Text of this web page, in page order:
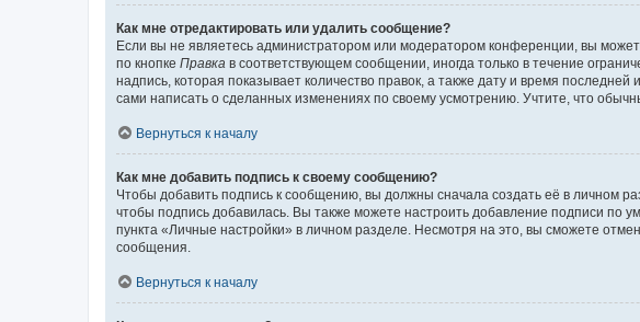
Как мне отредактировать или удалить сообщение?
Если вы не являетесь администратором или модератором конференции, вы
по кнопке Правка в соответствующем сообщении, иногда только в течение
надпись, которая показывает количество правок, а также дату и время
сами написать о сделанных изменениях по своему усмотрению. Учтите, что
Вернуться к началу
Как мне добавить подпись к своему сообщению?
Чтобы добавить подпись к сообщению, вы должны сначала создать её в личном
чтобы подпись добавилась. Вы также можете настроить добавление подписи
пункта «Личные настройки» в личном разделе. Несмотря на это, вы сможете
сообщения.
Вернуться к началу